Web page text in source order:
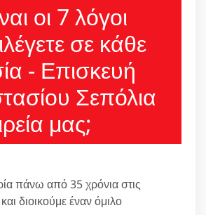
οι 7 λόγοι
σε κάθε
- Επισκευή
Σεπόλια
μας;
πάνω από 35 χρόνια στις
διοικούμε έναν όμιλο